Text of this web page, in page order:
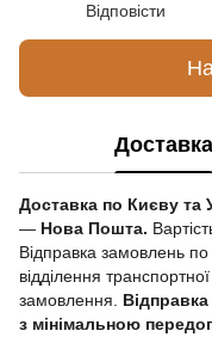
Відповісти
Доставка
Доставка по Києву та
— Нова Пошта.
Відправка замовлень
відділення
замовлення.
з мінімальною